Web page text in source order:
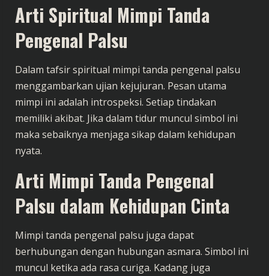
Arti Spiritual Mimpi Tanda
Pengenal Palsu
Dalam tafsir spiritual mimpi tanda pengenal palsu
menggambarkan ujian kejujuran. Pesan utama
mimpi ini adalah introspeksi. Setiap tindakan
memiliki akibat. Jika dalam tidur muncul simbol ini
maka sebaiknya menjaga sikap dalam kehidupan
nyata.
Arti Mimpi Tanda Pengenal
Palsu dalam Kehidupan Cinta
Mimpi tanda pengenal palsu juga dapat
berhubungan dengan hubungan asmara. Simbol ini
muncul ketika ada rasa curiga. Kadang juga